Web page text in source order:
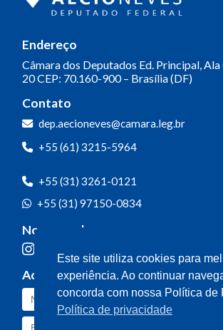
Endereço
Câmara dos Deputados Ed. Principal,
20CEP: 70.160-900 – Brasília (DF)
Contato
dep.aecioneves@camara.leg.br
+55 (61) 3215-5964
+55 (31) 3261-0121
+55 (31) 97150-0834
Nossas redes
Acompanhe o meu mandato
Este site utiliza cookies para
experiência. Ao continuar
concorda com nossa Política de
Política de privacidade